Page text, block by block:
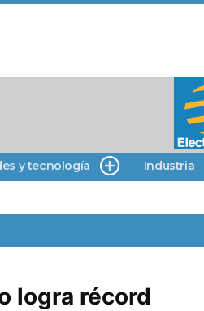
y tecnología Industria
logra récord